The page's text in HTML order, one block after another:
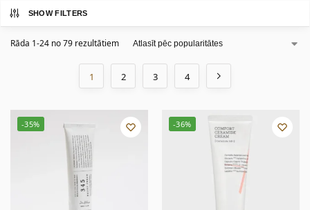
SHOW FILTERS
Rāda 1-24 no 79 rezultātiem
1 2 3 4
-35% -36%